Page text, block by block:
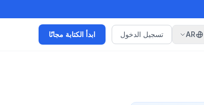
AR تسجيل الدخول ابدأ الكتابة مجانًا